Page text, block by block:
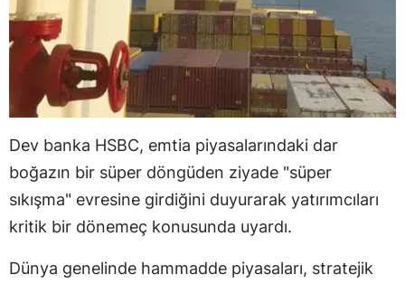
Dev banka HSBC, emtia piyasalarındaki dar
boğazın bir süper döngüden ziyade "süper
sıkışma" evresine girdiğini duyurarak yatırımcıları
kritik bir dönemeç konusunda uyardı.
Dünya genelinde hammadde piyasaları, stratejik